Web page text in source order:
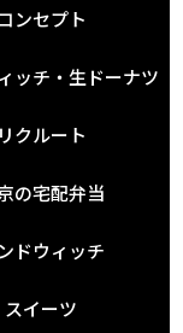
コンセプト
ッチ・生ドーナツ
リクルート
の宅配弁当
ドウィッチ
スイーツ